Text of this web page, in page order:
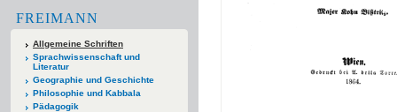
FREIMANN
Allgemeine Schriften
Sprachwissenschaft und
Literatur
Geographie und Geschichte
Philosophie und Kabbala
Pädagogik